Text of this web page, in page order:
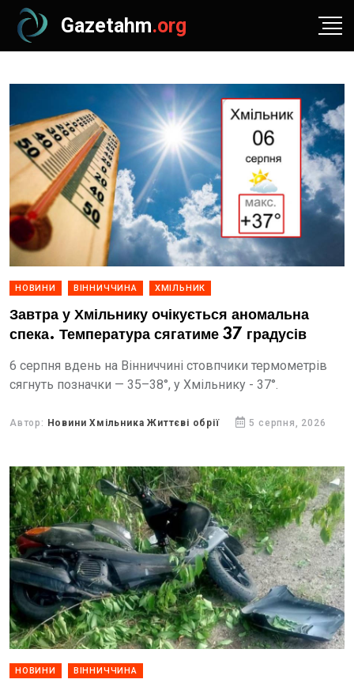
Gazetahm.org
НОВИНИ ВІННИЧЧИНА ХМІЛЬНИК
Завтра у Хмільнику очікується аномальна
спека. Температура сягатиме 37 градусів
6 серпня вдень на Вінниччині стовпчики термометрів
сягнуть позначки — 35–38°, у Хмільнику - 37°.
Автор: Новини Хмільника Життєві обрії 5 серпня, 2026
НОВИНИ ВІННИЧЧИНА